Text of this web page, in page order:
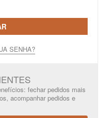
SENHA?
fechar pedidos mais
acompanhar pedidos e